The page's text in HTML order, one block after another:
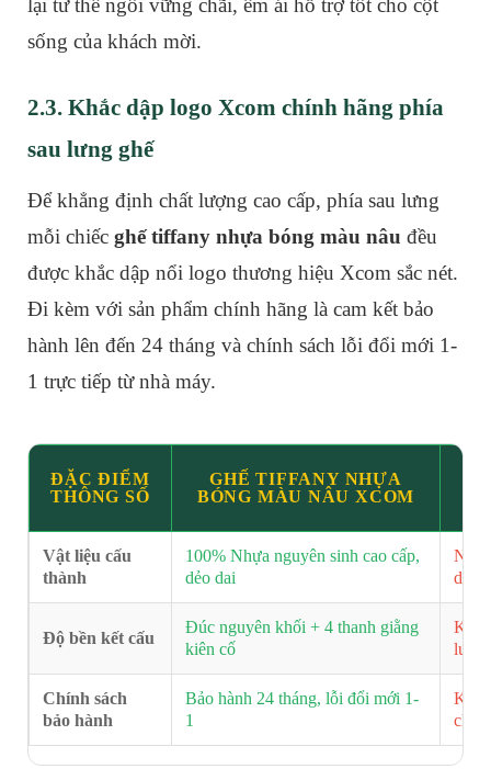
lại tư thế ngồi vững chãi, êm ái hỗ trợ tốt cho cột
sống của khách mời.
2.3. Khắc dập logo Xcom chính hãng phía
sau lưng ghế
Để khẳng định chất lượng cao cấp, phía sau lưng
mỗi chiếc ghế tiffany nhựa bóng màu nâu đều
được khắc dập nổi logo thương hiệu Xcom sắc nét.
Đi kèm với sản phẩm chính hãng là cam kết bảo
hành lên đến 24 tháng và chính sách lỗi đổi mới 1-
1 trực tiếp từ nhà máy.
ĐẶC ĐIỂM
THÔNG SỐ
GHẾ TIFFANY NHỰA
BÓNG MÀU NÂU XCOM
Vật liệu cấu
thành
100% Nhựa nguyên sinh cao cấp,
dẻo dai
dễ
Độ bền kết cấu
Đúc nguyên khối + 4 thanh giằng
kiên cố
lung
Chính sách
bảo hành
Bảo hành 24 tháng, lỗi đổi mới 1-
1